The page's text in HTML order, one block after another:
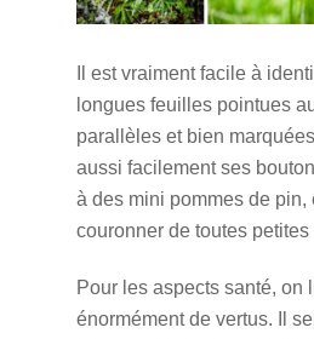
Il est vraiment facile à
longues feuilles pointues
parallèles et bien
aussi facilement ses
à des mini pommes de pin,
couronner de toutes
Pour les aspects santé, on
énormément de vertus. Il